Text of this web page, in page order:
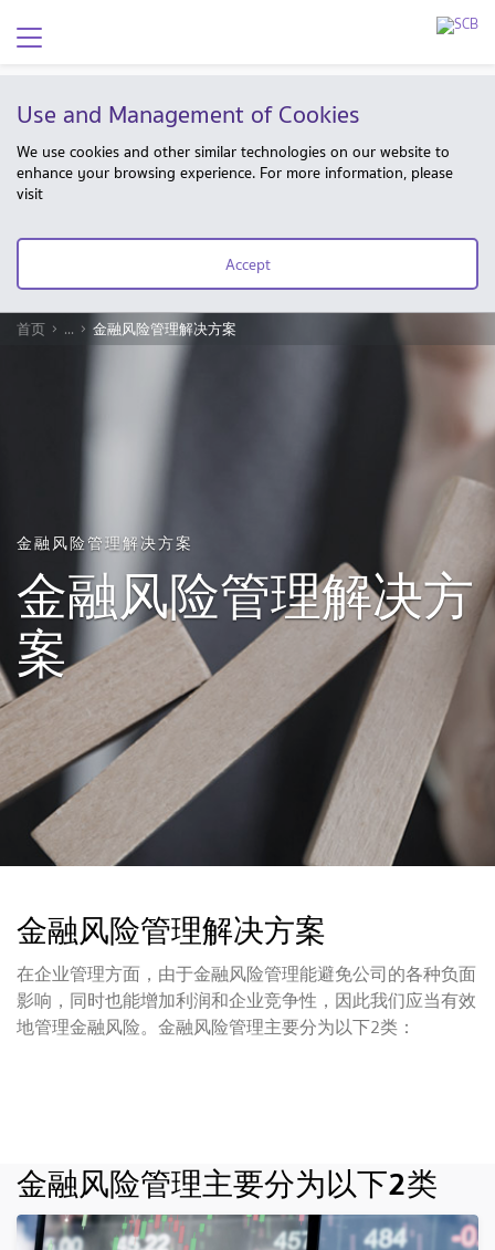
Use and Management of Cookies
We use cookies and other similar technologies on our website to
enhance your browsing experience. For more information, please
visit
Accept
首页 ... 金融风险管理解决方案
金融风险管理解决方案
金融风险管理解决方
案
金融风险管理解决方案
在企业管理方面，由于金融风险管理能避免公司的各种负面
影响，同时也能增加利润和企业竞争性，因此我们应当有效
地管理金融风险。金融风险管理主要分为以下2类：
金融风险管理主要分为以下2类